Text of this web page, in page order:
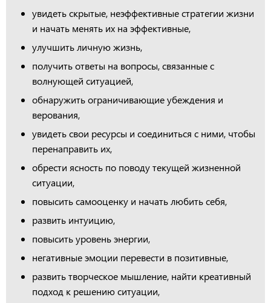
увидеть скрытые, неэффективные стратегии жизни
и начать менять их на эффективные,
улучшить личную жизнь,
получить ответы на вопросы, связанные с
волнующей ситуацией,
обнаружить ограничивающие убеждения и
верования,
увидеть свои ресурсы и соединиться с ними, чтобы
перенаправить их,
обрести ясность по поводу текущей жизненной
ситуации,
повысить самооценку и начать любить себя,
развить интуицию,
повысить уровень энергии,
негативные эмоции перевести в позитивные,
развить творческое мышление, найти креативный
подход к решению ситуации,